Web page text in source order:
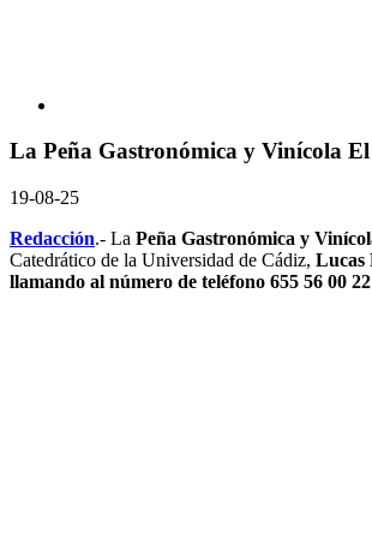
La Peña Gastronómica y Vinícola
19-08-25
Redacción.- La Peña Gastronómica y
Catedrático de la Universidad de Cádiz, Lucas
llamando al número de teléfono 655 56 00 22